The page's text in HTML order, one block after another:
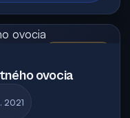
ovocia
2021